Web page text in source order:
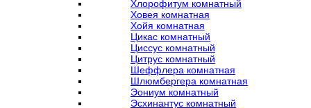
Хлорофитум комнатный
Ховея комнатная
Хойя комнатная
Цикас комнатный
Циссус комнатный
Цитрус комнатный
Шеффлера комнатная
Шлюмбергера комнатная
Эониум комнатный
Эсхинантус комнатный